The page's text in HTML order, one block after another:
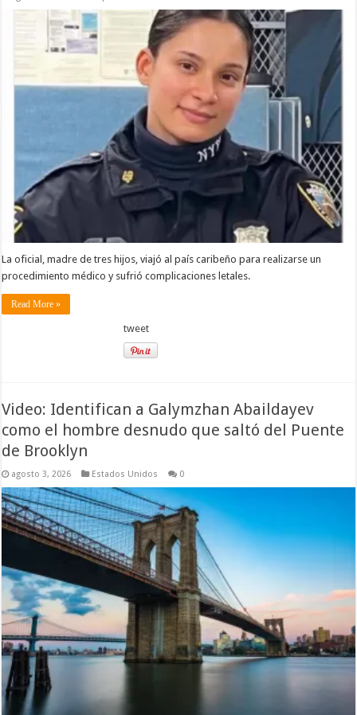
La oficial, madre de tres hijos, viajó al país caribeño para realizarse un
procedimiento médico y sufrió complicaciones letales.
Read More »
tweet
Video: Identifican a Galymzhan Abaildayev
como el hombre desnudo que saltó del Puente
de Brooklyn
agosto 3, 2026 Estados Unidos 0